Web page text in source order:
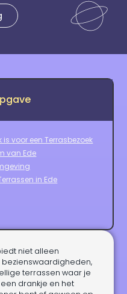
niet alleen
terrassen waar je
drankje en het
is voor een Terrasbezoek
van Ede
in Ede